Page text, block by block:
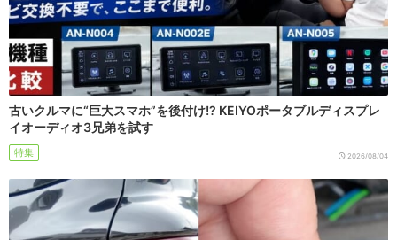
古いクルマに“巨大スマホ”を後付け!? KEIYOポータブルディスプレ
イオーディオ3兄弟を試す
特集 2026/08/04